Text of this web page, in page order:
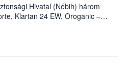
Hivatal (Nébih) három
Klartan 24 EW, Oroganic –
így azok a szüretet követően,
91) stádiumáig
a károsító elleni további
és ökológiai termesztésben is